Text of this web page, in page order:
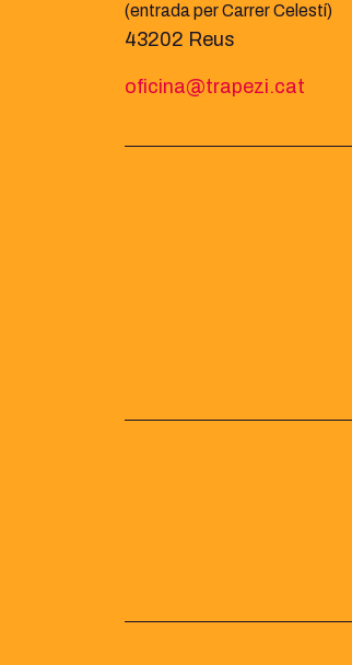
(entrada per Carrer Celestí)
43202 Reus
oficina@trapezi.cat